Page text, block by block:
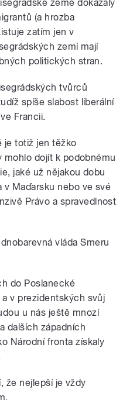
země dokázaly
(a hrozba
zatím jen v
zemí mají
politických stran.
tvůrců
spíše slabost liberální
Francii.
je totiž jen těžko
mohlo dojít k podobnému
jaké už nějakou dobu
v Maďarsku nebo ve své
Právo a spravedlnost
vláda Smeru
do Poslanecké
v prezidentských svůj
u nás ještě mnozí
dalších západních
Národní fronta získaly
že nejlepší je vždy